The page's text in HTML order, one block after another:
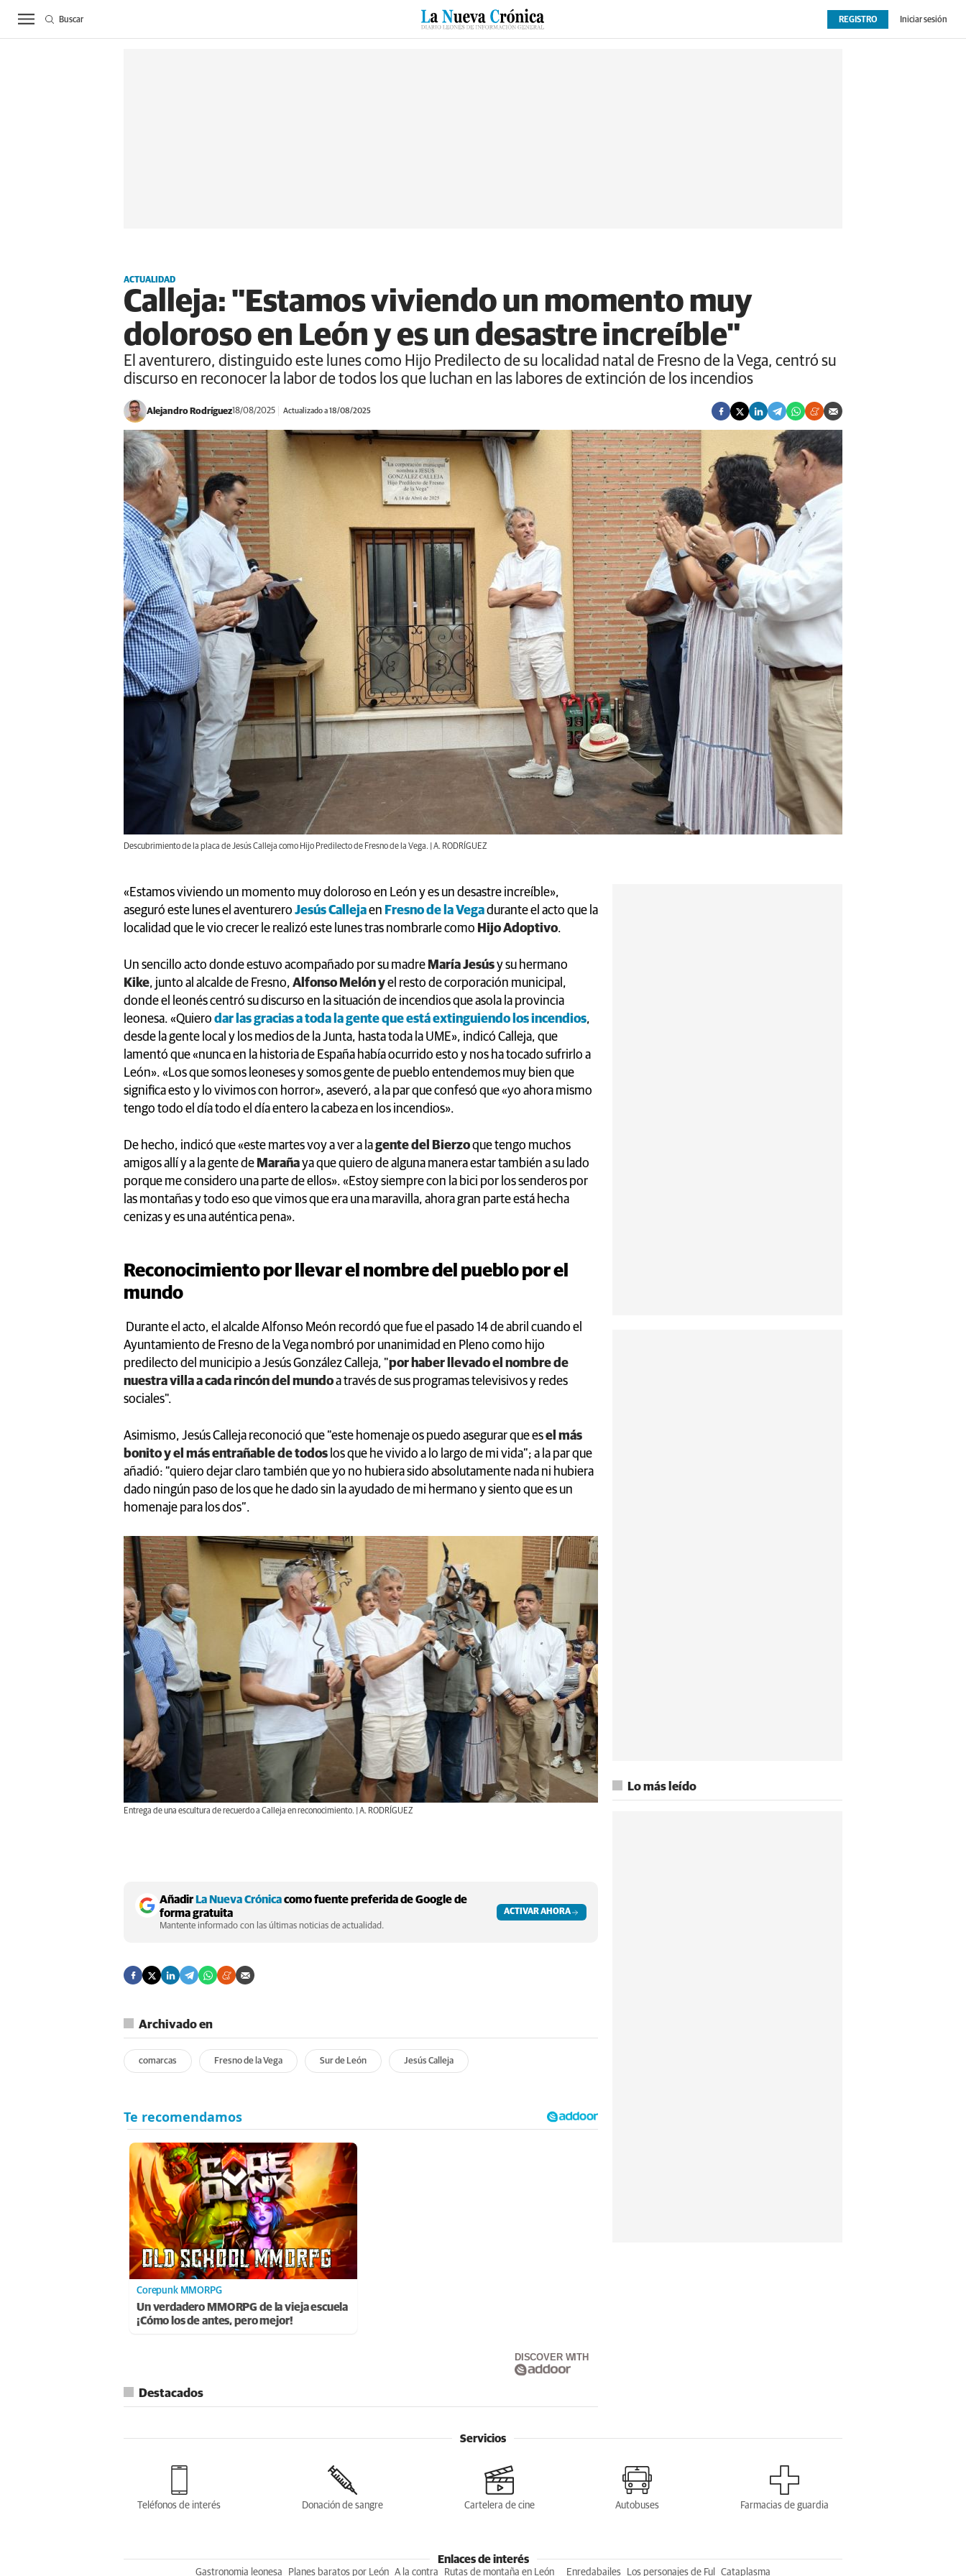
ACTUALIDAD BIERZO SUCESOS CULTURAS ESPECIALES DEPORTES OPINIÓN EXTRAS
REGISTRO Iniciar sesión
Buscar
ACTUALIDAD
Calleja: "Estamos viviendo un momento muy
doloroso en León y es un desastre increíble"
El aventurero, distinguido este lunes como Hijo Predilecto de su localidad natal de Fresno de la Vega, centró su
discurso en reconocer la labor de todos los que luchan en las labores de extinción de los incendios
Alejandro Rodríguez18/08/2025 Actualizado a 18/08/2025
Descubrimiento de la placa de Jesús Calleja como Hijo Predilecto de Fresno de la Vega. | A. RODRÍGUEZ
«Estamos viviendo un momento muy doloroso en León y es un desastre increíble»,
aseguró este lunes el aventurero Jesús Callejaen Fresno de la Vegadurante el acto que la
localidad que le vio crecer le realizó este lunes tras nombrarle como Hijo Adoptivo.
Un sencillo acto donde estuvo acompañado por su madre María Jesúsy su hermano
Kike, junto al alcalde de Fresno, Alfonso Melón yel resto de corporación municipal,
donde el leonés centró su discurso en la situación de incendios que asola la provincia
leonesa. «Quiero dar las gracias a toda la gente que está extinguiendo los incendios,
desde la gente local y los medios de la Junta, hasta toda la UME», indicó Calleja, que
lamentó que «nunca en la historia de España había ocurrido esto y nos ha tocado sufrirlo a
León». «Los que somos leoneses y somos gente de pueblo entendemos muy bien que
significa esto y lo vivimos con horror», aseveró, a la par que confesó que «yo ahora mismo
tengo todo el día todo el día entero la cabeza en los incendios».
De hecho, indicó que «este martes voy a ver a lagente del Bierzoque tengo muchos
amigos allí y a la gente de Marañaya que quiero de alguna manera estar también a su lado
porque me considero una parte de ellos». «Estoy siempre con la bici por los senderos por
las montañas y todo eso que vimos que era una maravilla, ahora gran parte está hecha
cenizas y es una auténtica pena».
Reconocimiento por llevar el nombre del pueblo por el
mundo
Durante el acto, el alcalde Alfonso Meón recordó que fue el pasado 14 de abril cuando el
Ayuntamiento de Fresno de la Vega nombró por unanimidad en Pleno como hijo
predilecto del municipio a Jesús González Calleja, "por haber llevado el nombre de
nuestra villa a cada rincón del mundoa través de sus programas televisivos y redes
sociales".
Asimismo, Jesús Calleja reconoció que “este homenaje os puedo asegurar que esel más
bonito y el más entrañable de todos los que he vivido a lo largo de mi vida”; a la par que
añadió: “quiero dejar claro también que yo no hubiera sido absolutamente nada ni hubiera
dado ningún paso de los que he dado sin la ayudado de mi hermano y siento que es un
homenaje para los dos”.
Entrega de una escultura de recuerdo a Calleja en reconocimiento. | A. RODRÍGUEZ
Añadir La Nueva Crónicacomo fuente preferida de Google de
forma gratuita
Mantente informado con las últimas noticias de actualidad.
ACTIVAR AHORA
Archivado en
comarcas Fresno de la Vega Sur de León Jesús Calleja
Corepunk MMORPG
Un verdadero MMORPG de la vieja escuela
¡Cómo los de antes, pero mejor!
DISCOVER WITH
Destacados
Lo más leído
Servicios
Teléfonos de interés Donación de sangre Cartelera de cine Autobuses Farmacias de guardia
Enlaces de interés
Gastronomia leonesa Planes baratos por León A la contra Rutas de montaña en León Enredabailes Los personajes de Ful Cataplasma